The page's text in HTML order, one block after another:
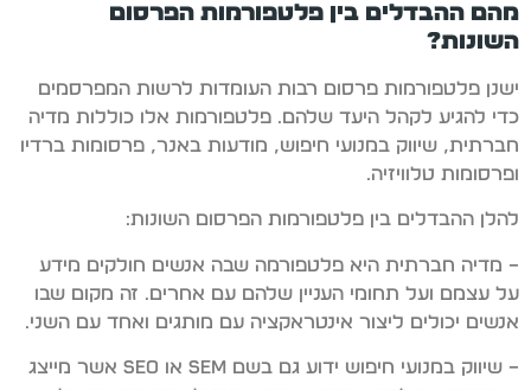
מהם ההבדלים בין פלטפורמות הפרסום
השונות?
ישנן פלטפורמות פרסום רבות העומדות לרשות המפרסמים
כדי להגיע לקהל היעד שלהם. פלטפורמות אלו כוללות מדיה
חברתית, שיווק במנועי חיפוש, מודעות באנר, פרסומות ברדיו
ופרסומות טלוויזיה.
להלן ההבדלים בין פלטפורמות הפרסום השונות:
– מדיה חברתית היא פלטפורמה שבה אנשים חולקים מידע
על עצמם ועל תחומי העניין שלהם עם אחרים. זה מקום שבו
אנשים יכולים ליצור אינטראקציה עם מותגים ואחד עם השני.
– שיווק במנועי חיפוש ידוע גם בשם SEM או SEO אשר מייצג